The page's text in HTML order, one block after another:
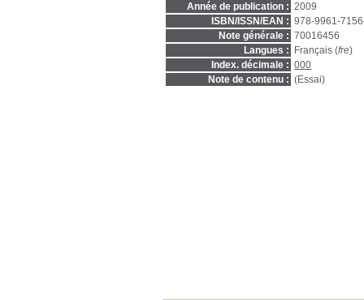
Année de publication : 2009
ISBN/ISSN/EAN : 978-9961-
Note générale : 70016456
Langues :
Français (fre)
Index. décimale : 000
Note de contenu : (Essai)